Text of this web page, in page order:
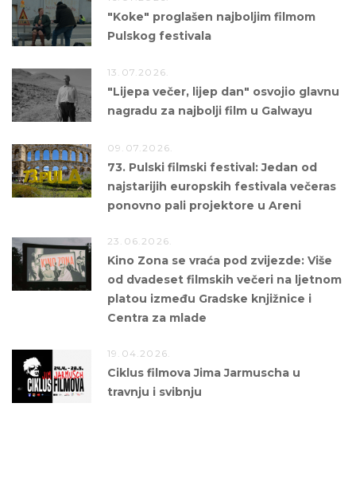
"Koke" proglašen najboljim filmom
Pulskog festivala
13.07.2026.
"Lijepa večer, lijep dan" osvojio glavnu
nagradu za najbolji film u Galwayu
09.07.2026.
73. Pulski filmski festival: Jedan od
najstarijih europskih festivala večeras
ponovno pali projektore u Areni
23.06.2026.
Kino Zona se vraća pod zvijezde: Više
od dvadeset filmskih večeri na ljetnom
platou između Gradske knjižnice i
Centra za mlade
19.04.2026.
Ciklus filmova Jima Jarmuscha u
travnju i svibnju